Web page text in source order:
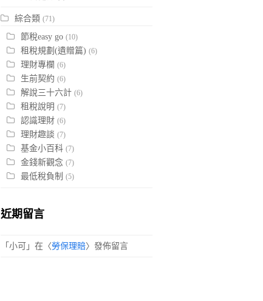
綜合類 (71)
節稅easy go (10)
租稅規劃(遺贈篇) (6)
理財專欄 (6)
生前契約 (6)
解說三十六計 (6)
租稅說明 (7)
認識理財 (6)
理財趣談 (7)
基金小百科 (7)
金錢新觀念 (7)
最低稅負制 (5)
近期留言
「 小可 」在〈勞保理賠〉發佈留言